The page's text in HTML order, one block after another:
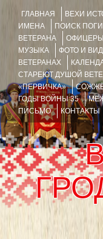
ГЛАВНАЯ ВЕХИ
ИМЕНА
ПОИСК
ВЕТЕРАНА
МУЗЫКА
ФОТО И
ВЕТЕРАНАХ
СТАРЕЮТ ДУШОЙ
«ПЕРВИЧКА»
ГОДЫ ВОЙНЫ 35
ПИСЬМО
КОНТАКТЫ